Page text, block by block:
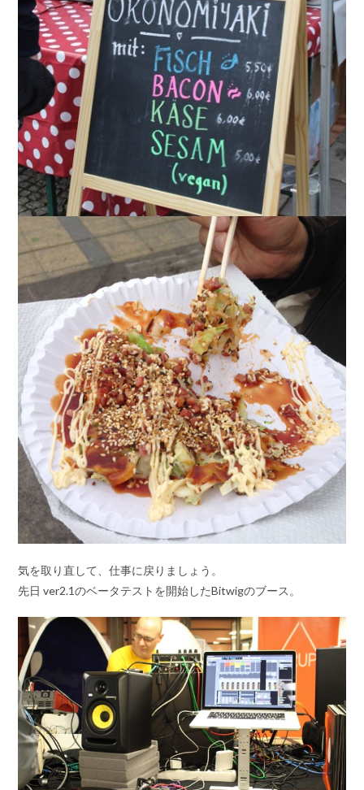
気を取り直して、仕事に戻りましょう。
先日 ver2.1のベータテストを開始したBitwigのブース。